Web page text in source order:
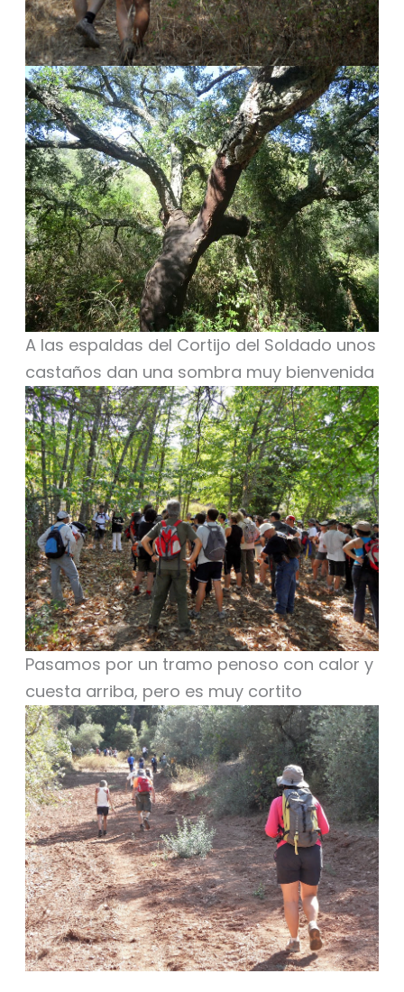
A las espaldas del Cortijo del Soldado unos
castaños dan una sombra muy bienvenida
Pasamos por un tramo penoso con calor y
cuesta arriba, pero es muy cortito